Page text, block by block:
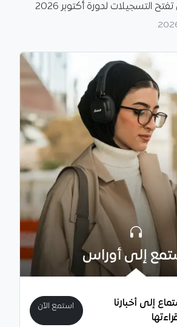
التسجيلات لدورة أكتوبر 2026
إلى أوراس
إلى أخبارنا
استمع الآن